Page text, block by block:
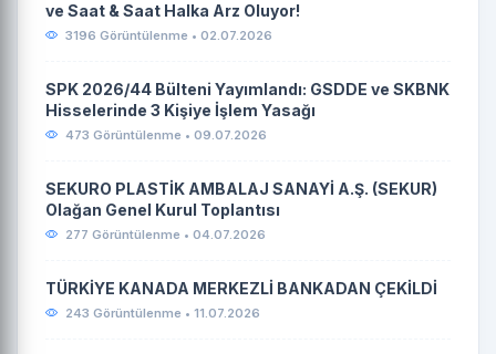
ve Saat & Saat Halka Arz Oluyor!
3196 Görüntülenme • 02.07.2026
SPK 2026/44 Bülteni Yayımlandı: GSDDE ve SKBNK
Hisselerinde 3 Kişiye İşlem Yasağı
473 Görüntülenme • 09.07.2026
SEKURO PLASTİK AMBALAJ SANAYİ A.Ş. (SEKUR)
Olağan Genel Kurul Toplantısı
277 Görüntülenme • 04.07.2026
TÜRKİYE KANADA MERKEZLİ BANKADAN ÇEKİLDİ
243 Görüntülenme • 11.07.2026